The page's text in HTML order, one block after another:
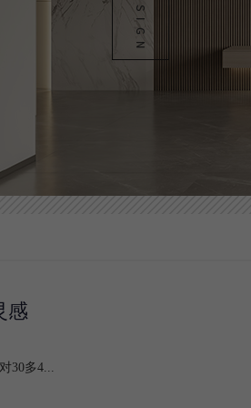
感
30多4...